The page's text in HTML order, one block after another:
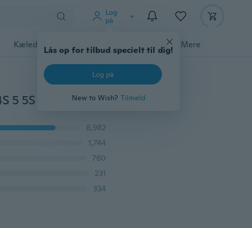
Log
på
Lås op for tilbud specielt til dig!
Log på
New to Wish? Tilmeld
Kæledyrstilbehør Gadgets Værktøj Mere
Christmas Deer Printed TPU Cover til iPhone X 4 4S 5 5S SE 5C 6 6S 7 8 Plus Tasker til Samsung Galaxy S3 S4 S5 Mini S6 S7 Edge S8 S9 Plus A3 A5 A7 J1 J2 J3 J5 J7 2016 2017 Grand Prime Note 3 4 5 7 8 Fundas navidad noel
8,982
1,744
760
231
334